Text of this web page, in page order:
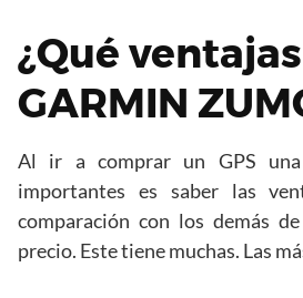
¿Qué
GARMIN
Al ir a comprar un GPS
importantes es saber las
comparación con los demás
precio. Este tiene muchas. Las